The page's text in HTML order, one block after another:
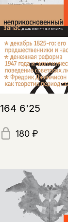
164 6'25
180 ₽
Этой
нет